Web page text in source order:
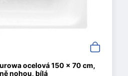
ocelová 150 x 70 cm,
nohou, bílá